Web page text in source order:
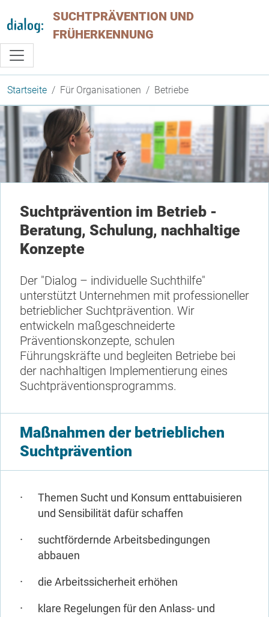
SUCHTPRÄVENTION UND
FRÜHERKENNUNG
Startseite Für Organisationen Betriebe
Suchtprävention im Betrieb -
Beratung, Schulung, nachhaltige
Konzepte
Der "Dialog – individuelle Suchthilfe"
unterstützt Unternehmen mit professioneller
betrieblicher Suchtprävention. Wir
entwickeln maßgeschneiderte
Präventionskonzepte, schulen
Führungskräfte und begleiten Betriebe bei
der nachhaltigen Implementierung eines
Suchtpräventionsprogramms.
Maßnahmen der betrieblichen
Suchtprävention
Themen Sucht und Konsum enttabuisieren
und Sensibilität dafür schaffen
suchtfördernde Arbeitsbedingungen
abbauen
die Arbeitssicherheit erhöhen
klare Regelungen für den Anlass- und